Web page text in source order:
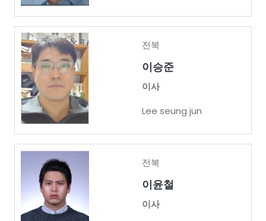
전북
이승준
이사
Lee seung jun
전북
이윤철
이사